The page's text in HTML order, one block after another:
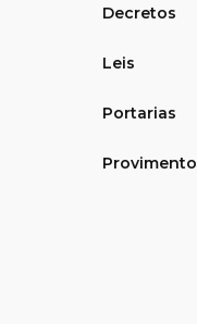
Decretos
Leis
Portarias